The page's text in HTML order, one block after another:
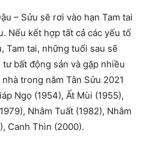
– Sửu sẽ rơi vào hạn Tam tai
Nếu kết hợp tất cả các yếu tố
Tam tai, những tuổi sau sẽ
tư bất động sản và gặp nhiều
trong năm Tân Sửu 2021
Ngọ (1954), Ất Mùi (1955),
Nhâm Tuất (1982), Nhâm
Canh Thìn (2000).